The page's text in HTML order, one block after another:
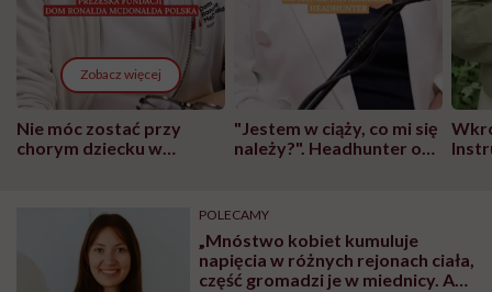
Zobacz więcej
Nie móc zostać przy
chorym dziecku w
głupota i brak
wyobraźni"
"Jestem w ciąży, co mi się
należy?". Headhunter o
pracy
POLECAMY
„Mnóstwo kobiet kumuluje
napięcia w różnych rejonach ciała,
część gromadzi je w miednicy. A